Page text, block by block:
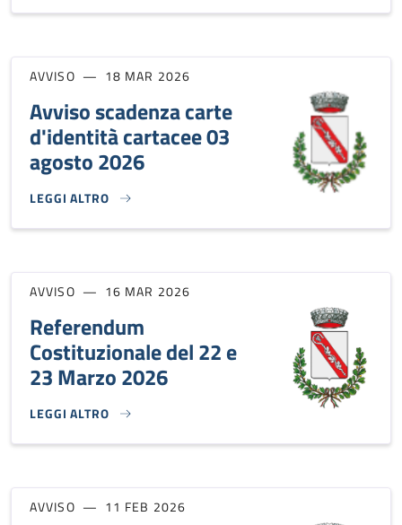
AVVISO 18 MAR 2026
Avviso scadenza carte
d'identità cartacee 03
agosto 2026
LEGGI ALTRO
AVVISO SCADENZA CARTE D'IDENTITÀ CARTACEE 03
AVVISO 16 MAR 2026
Referendum
Costituzionale del 22 e
23 Marzo 2026
LEGGI ALTRO
REFERENDUM COSTITUZIONALE DEL 22 E 23 MARZO 2026}
AVVISO 11 FEB 2026